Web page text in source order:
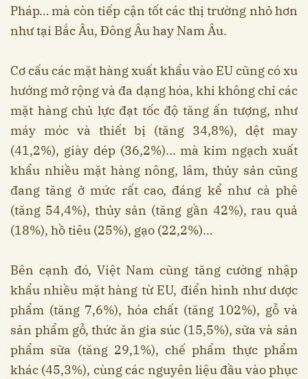
Pháp… mà còn tiếp cận tốt các thị trường nhỏ hơn
như tại Bắc Âu, Đông Âu hay Nam Âu.
Cơ cấu các mặt hàng xuất khẩu vào EU cũng có xu
hướng mở rộng và đa dạng hóa, khi không chỉ các
mặt hàng chủ lực đạt tốc độ tăng ấn tượng, như
máy móc và thiết bị (tăng 34,8%), dệt may
(41,2%), giày dép (36,2%)... mà kim ngạch xuất
khẩu nhiều mặt hàng nông, lâm, thủy sản cũng
đang tăng ở mức rất cao, đáng kể như cà phê
(tăng 54,4%), thủy sản (tăng gần 42%), rau quả
(18%), hồ tiêu (25%), gạo (22,2%)…
Bên cạnh đó, Việt Nam cũng tăng cường nhập
khẩu nhiều mặt hàng từ EU, điển hình như dược
phẩm (tăng 7,6%), hóa chất (tăng 102%), gỗ và
sản phẩm gỗ, thức ăn gia súc (15,5%), sữa và sản
phẩm sữa (tăng 29,1%), chế phẩm thực phẩm
khác (45,3%), cùng các nguyên liệu đầu vào phục